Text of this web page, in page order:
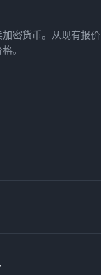
密货币。从现有报
。